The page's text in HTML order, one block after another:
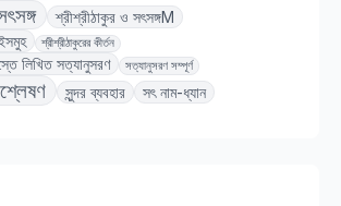
শ্রীশ্রীঠাকুর ও সৎসঙ্গM
শ্রীশ্রীঠাকুরের কীর্তন
লিখিত সত্যানুসরণ সত্যানুসরণ সম্পূর্ণ
সুন্দর ব্যবহার
সৎ নাম-ধ্যান